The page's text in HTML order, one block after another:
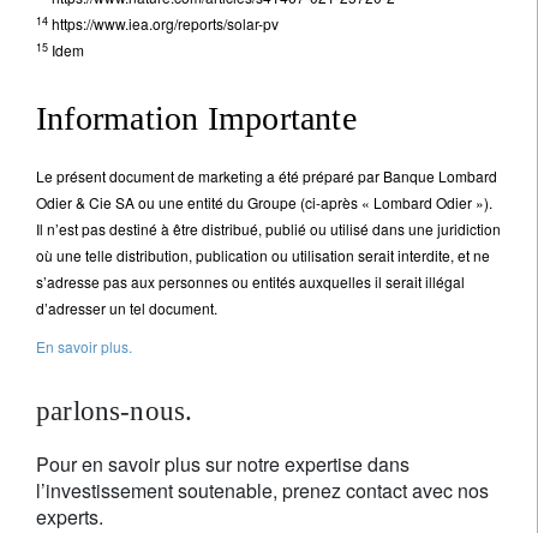
14 https://www.iea.org/reports/solar-pv
15 Idem
Information Importante
Le présent document de marketing a été préparé par Banque Lombard
Odier & Cie SA ou une entité du Groupe (ci-après « Lombard Odier »).
Il n’est pas destiné à être distribué, publié ou utilisé dans une juridiction
où une telle distribution, publication ou utilisation serait interdite, et ne
s’adresse pas aux personnes ou entités auxquelles il serait illégal
d’adresser un tel document.
En savoir plus.
parlons-nous.
Pour en savoir plus sur notre expertise dans
l’investissement soutenable, prenez contact avec nos
experts.